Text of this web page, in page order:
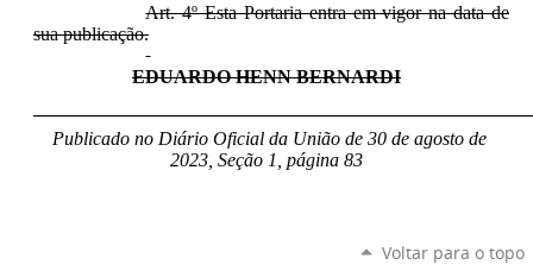
Art. 4º Esta Portaria entra em vigor na data de
sua publicação.
EDUARDO HENN BERNARDI
Publicado no Diário Oficial da União de 30 de agosto de
2023, Seção 1, página 83
Voltar para o topo